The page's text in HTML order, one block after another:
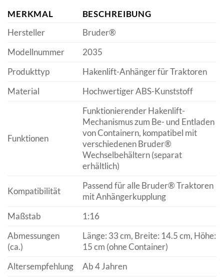
MERKMAL
BESCHREIBUNG
Hersteller
Bruder®
Modellnummer
2035
Produkttyp
Hakenlift-Anhänger für Traktoren
Material
Hochwertiger ABS-Kunststoff
Funktionen
Funktionierender Hakenlift-
Mechanismus zum Be- und Entladen
von Containern, kompatibel mit
verschiedenen Bruder®
Wechselbehältern (separat
erhältlich)
Kompatibilität
Passend für alle Bruder® Traktoren
mit Anhängerkupplung
Maßstab
1:16
Abmessungen
(ca.)
Länge: 33 cm, Breite: 14.5 cm, Höhe:
15 cm (ohne Container)
Altersempfehlung
Ab 4 Jahren